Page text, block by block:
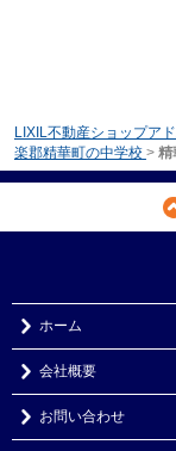
LIXIL不動産ショップア
楽郡精華町の中学校 > 精
ホーム
会社概要
お問い合わせ